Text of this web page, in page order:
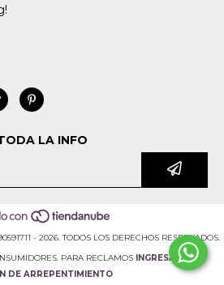
LA INFO
- 2026. TODOS LOS DERECHOS RESERVADOS.
PARA RECLAMOS INGRESÁ ACÁ.
DE ARREPENTIMIENTO